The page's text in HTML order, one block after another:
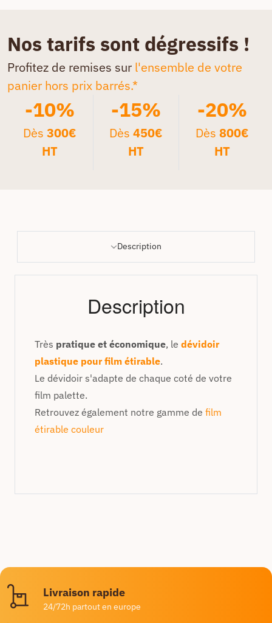
Nos tarifs sont dégressifs !
Profitez de remises sur l'ensemble de votre
panier hors prix barrés.*
-10%
Dès300€
HT
-15%
Dès 450€
HT
-20%
Dès 800€
HT
Description
Description
Très pratique et économique, le dévidoir
plastique pour film étirable.
Le dévidoir s'adapte de chaque coté de votre
film palette.
Retrouvez également notre gamme de film
étirable couleur
Livraison rapide
24/72h partout en europe